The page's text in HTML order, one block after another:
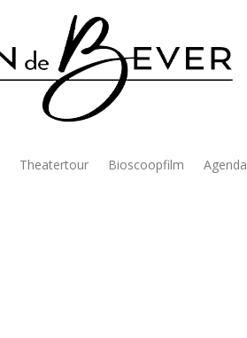
Theatertour Bioscoopfilm Agenda